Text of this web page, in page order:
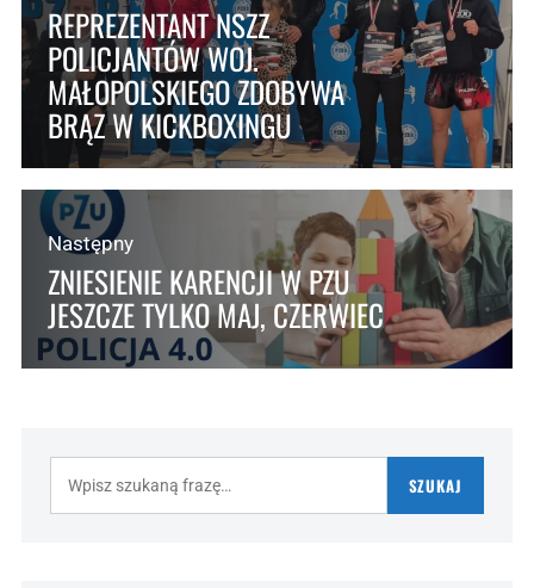
REPREZENTANT NSZZ
POLICJANTÓW WOJ.
MAŁOPOLSKIEGO ZDOBYWA
BRĄZ W KICKBOXINGU
Następny
ZNIESIENIE KARENCJI W PZU
JESZCZE TYLKO MAJ, CZERWIEC
SZUKAJ